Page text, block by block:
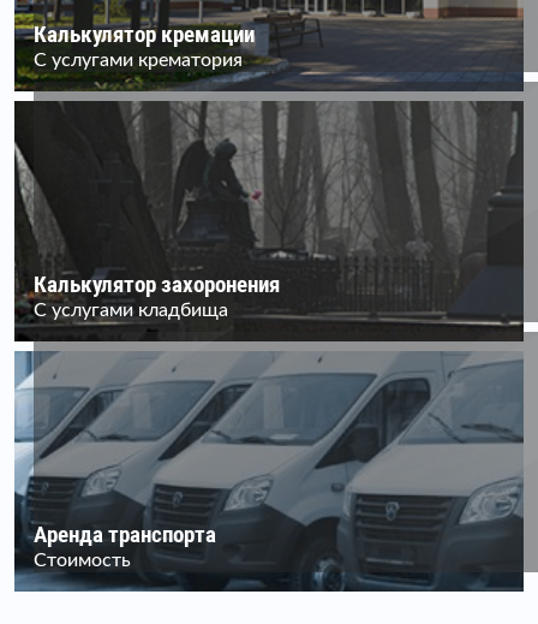
Калькулятор кремации
С услугами крематория
Калькулятор захоронения
С услугами кладбища
Аренда транспорта
Стоимость